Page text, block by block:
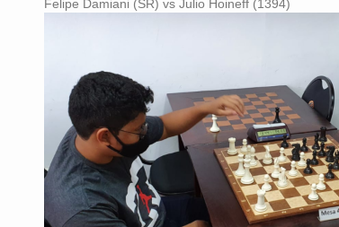
Felipe Damiani (SR) vs Julio Hoineff (1394)